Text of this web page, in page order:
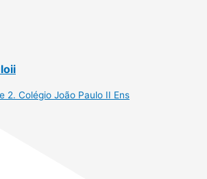
2. Colégio João Paulo II Ens